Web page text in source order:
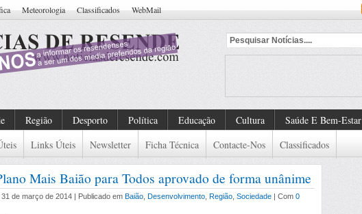
Meteorologia Classificados WebMail
Iden
Região Desporto Política Educação Cultura Saúde E Bem-Estar
Links Úteis Newsletter Ficha Técnica Contacte-Nos Classificados
Mais Baião para Todos aprovado de forma unânime
de março de 2014 | Publicado em Baião Desenvolvimento Região Sociedade | Com 0